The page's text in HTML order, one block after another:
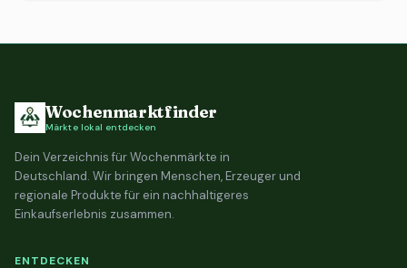
Wochenmarktfinder
Märkte lokal entdecken
Dein Verzeichnis für Wochenmärkte in
Deutschland. Wir bringen Menschen, Erzeuger und
regionale Produkte für ein nachhaltigeres
Einkaufserlebnis zusammen.
ENTDECKEN